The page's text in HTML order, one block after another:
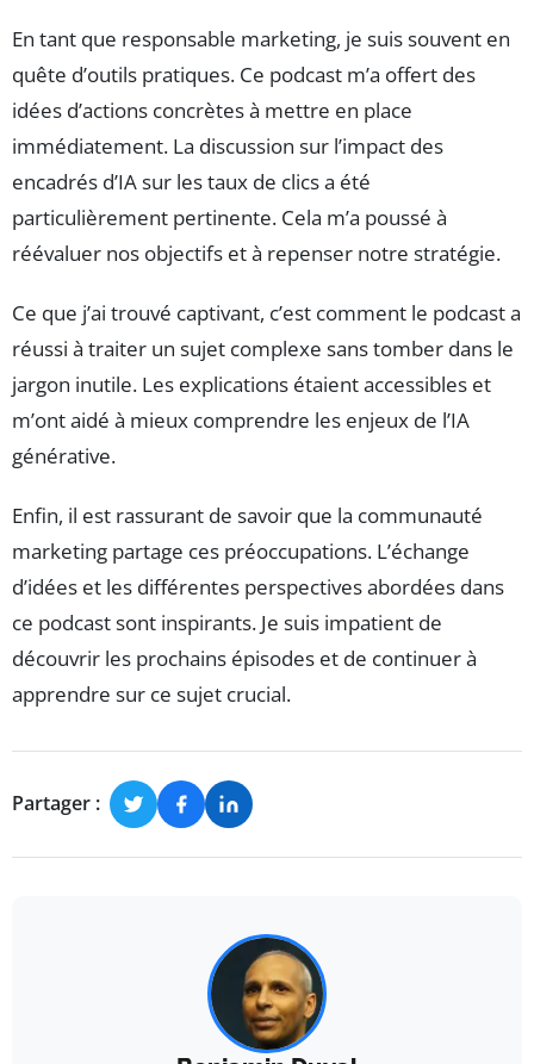
En tant que responsable marketing, je suis souvent en
quête d’outils pratiques. Ce podcast m’a offert des
idées d’actions concrètes à mettre en place
immédiatement. La discussion sur l’impact des
encadrés d’IA sur les taux de clics a été
particulièrement pertinente. Cela m’a poussé à
réévaluer nos objectifs et à repenser notre stratégie.
Ce que j’ai trouvé captivant, c’est comment le podcast a
réussi à traiter un sujet complexe sans tomber dans le
jargon inutile. Les explications étaient accessibles et
m’ont aidé à mieux comprendre les enjeux de l’IA
générative.
Enfin, il est rassurant de savoir que la communauté
marketing partage ces préoccupations. L’échange
d’idées et les différentes perspectives abordées dans
ce podcast sont inspirants. Je suis impatient de
découvrir les prochains épisodes et de continuer à
apprendre sur ce sujet crucial.
Partager :